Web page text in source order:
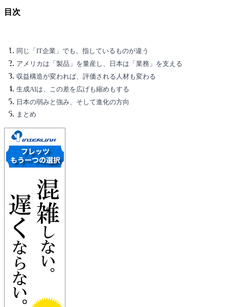
目次
同じ「IT企業」でも、指しているものが違う
アメリカは「製品」を量産し、日本は「業務」を支える
収益構造が変われば、評価される人材も変わる
生成AIは、この差を広げも縮めもする
日本の弱みと強み、そして進化の方向
まとめ